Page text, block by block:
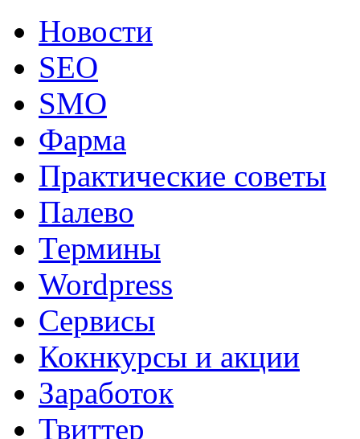
Новости
SEO
SMO
Фарма
Практические советы
Палево
Термины
Wordpress
Сервисы
Кокнкурсы и акции
Заработок
Твиттер